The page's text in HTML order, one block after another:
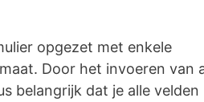
opgezet met enkele
Door het invoeren van
belangrijk dat je alle velden